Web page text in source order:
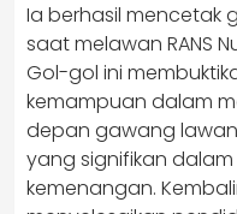
Ia berhasil mencetak
saat melawan RANS
Gol-gol ini
kemampuan dalam
depan gawang
yang signifikan
kemenangan.